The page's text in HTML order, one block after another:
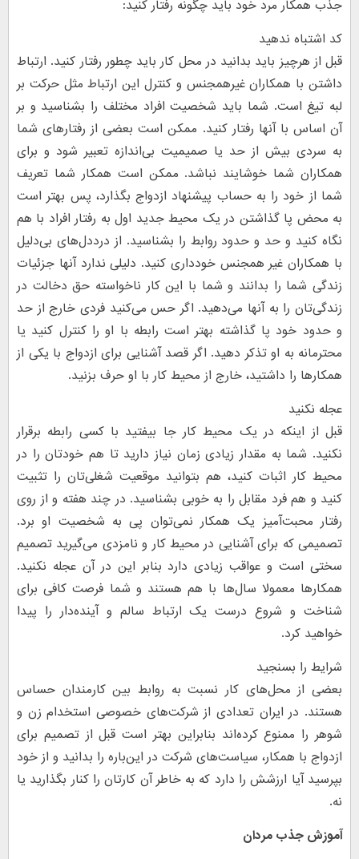
جذب همکار مرد خود باید چگونه رفتار کنید:
کد اشتباه ندهید
قبل از هرچیز باید بدانید در محل کار باید چطور رفتار کنید. ارتباط
داشتن با همکاران غیرهمجنس و کنترل این ارتباط مثل حرکت بر
لبه‌ تیغ است. شما باید شخصیت افراد مختلف را بشناسید و بر
آن اساس با آنها رفتار کنید. ممکن است بعضی از رفتارهای شما
به سردی بیش از حد یا صمیمیت بی‌اندازه تعبیر شود و برای
همکاران شما خوشایند نباشد. ممکن است همکار شما تعریف
شما از خود را به حساب پیشنهاد ازدواج بگذارد، پس بهتر است
به محض پا گذاشتن در یک محیط جدید اول به رفتار افراد با هم
نگاه کنید و حد و حدود روابط را بشناسید. از درددل‌های بی‌دلیل
با همکاران غیر همجنس خودداری کنید. دلیلی ندارد آنها جزئیات
زندگی شما را بدانند و شما با این کار ناخواسته حق دخالت در
زندگی‌تان را به آنها می‌دهید. اگر حس می‌کنید فردی خارج از حد
و حدود خود پا گذاشته بهتر است رابطه با او را کنترل کنید یا
محترمانه به او تذکر دهید. اگر قصد آشنایی برای ازدواج با یکی از
همکارها را داشتید، خارج از محیط کار با او حرف بزنید.
عجله نکنید
قبل از اینکه در یک محیط کار جا بیفتید با کسی رابطه برقرار
نکنید. شما به مقدار زیادی زمان نیاز دارید تا هم خودتان را در
محیط کار اثبات کنید، هم بتوانید موقعیت شغلی‌تان را تثبیت
کنید و هم فرد مقابل را به خوبی بشناسید. در چند هفته و از روی
رفتار محبت‌آمیز یک همکار نمی‌توان پی به شخصیت او برد.
تصمیمی که برای آشنایی در محیط کار و نامزدی می‌گیرید تصمیم
سختی است و عواقب زیادی دارد بنابر این در آن عجله نکنید.
همکارها معمولا سال‌ها با هم هستند و شما فرصت کافی برای
شناخت و شروع درست یک ارتباط سالم و آینده‌دار را پیدا
خواهید کرد.
شرایط را بسنجید
بعضی از محل‌های کار نسبت به روابط بین کارمندان حساس
هستند. در ایران تعدادی از شرکت‌های خصوصی استخدام زن و
شوهر را ممنوع کرده‌اند بنابراین بهتر است قبل از تصمیم برای
ازدواج با همکار، سیاست‌های شرکت در این‌باره را بدانید و از خود
بپرسید آیا ارزشش را دارد که به خاطر آن کارتان را کنار بگذارید یا
نه.
آموزش جذب مردان